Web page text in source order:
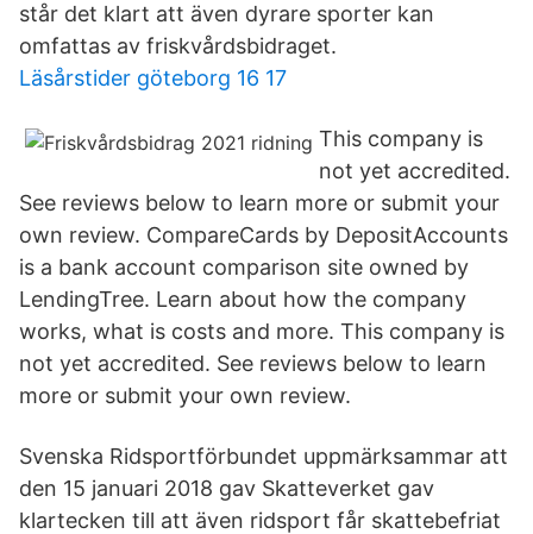
står det klart att även dyrare sporter kan
omfattas av friskvårdsbidraget.
Läsårstider göteborg 16 17
This company is
not yet accredited.
See reviews below to learn more or submit your
own review. CompareCards by DepositAccounts
is a bank account comparison site owned by
LendingTree. Learn about how the company
works, what is costs and more. This company is
not yet accredited. See reviews below to learn
more or submit your own review.
Svenska Ridsportförbundet uppmärksammar att
den 15 januari 2018 gav Skatteverket gav
klartecken till att även ridsport får skattebefriat